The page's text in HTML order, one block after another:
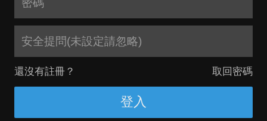
安全提問(未設定請忽略)
還沒有註冊？ 取回密碼
登入